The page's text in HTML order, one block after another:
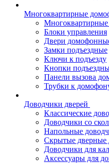
Многоквартирные
Блоки управления
Двери
Замки подъездные
Ключи к подъезду
Кнопки
Панели вызова
Трубки к
Доводчики дверей
Классические
Доводчики со
Напольные
Скрытые дверные
Доводчики для
Аксессуары для